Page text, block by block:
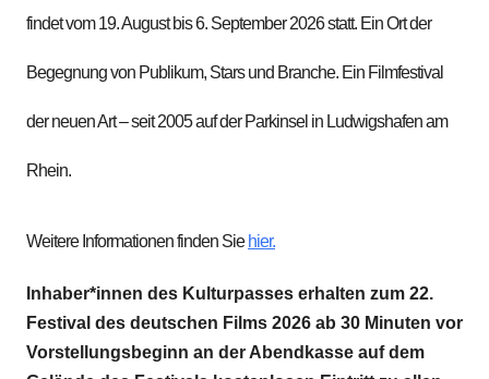
findet vom 19. August bis 6. September 2026 statt. Ein Ort der
Begegnung von Publikum, Stars und Branche. Ein Filmfestival
der neuen Art – seit 2005 auf der Parkinsel in Ludwigshafen am
Rhein.
Weitere Informationen finden Sie hier.
Inhaber*innen des Kulturpasses erhalten zum 22.
Festival des deutschen Films 2026 ab 30 Minuten vor
Vorstellungsbeginn an der Abendkasse auf dem